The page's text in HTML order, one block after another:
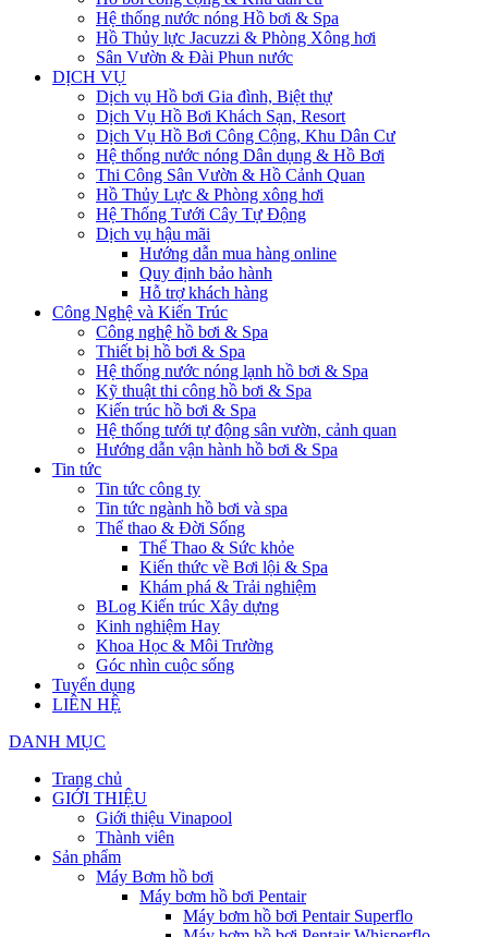
Hệ thống nước nóng Hồ bơi & Spa
Hồ Thủy lực Jacuzzi & Phòng Xông hơi
Sân Vườn & Đài Phun nước
DỊCH VỤ
Dịch vụ Hồ bơi Gia đình, Biệt thự
Dịch Vụ Hồ Bơi Khách Sạn, Resort
Dịch Vụ Hồ Bơi Công Cộng, Khu Dân Cư
Hệ thống nước nóng Dân dụng & Hồ Bơi
Thi Công Sân Vườn & Hồ Cảnh Quan
Hồ Thủy Lực & Phòng xông hơi
Hệ Thống Tưới Cây Tự Động
Dịch vụ hậu mãi
Hướng dẫn mua hàng online
Quy định bảo hành
Hỗ trợ khách hàng
Công Nghệ và Kiến Trúc
Công nghệ hồ bơi & Spa
Thiết bị hồ bơi & Spa
Hệ thống nước nóng lạnh hồ bơi & Spa
Kỹ thuật thi công hồ bơi & Spa
Kiến trúc hồ bơi & Spa
Hệ thống tưới tự động sân vườn, cảnh quan
Hướng dẫn vận hành hồ bơi & Spa
Tin tức
Tin tức công ty
Tin tức ngành hồ bơi và spa
Thể thao & Đời Sống
Thể Thao & Sức khỏe
Kiến thức về Bơi lội & Spa
Khám phá & Trải nghiệm
BLog Kiến trúc Xây dựng
Kinh nghiệm Hay
Khoa Học & Môi Trường
Góc nhìn cuộc sống
Tuyển dụng
LIÊN HỆ
DANH MỤC
Trang chủ
GIỚI THIỆU
Giới thiệu Vinapool
Thành viên
Sản phẩm
Máy Bơm hồ bơi
Máy bơm hồ bơi Pentair
Máy bơm hồ bơi Pentair Superflo